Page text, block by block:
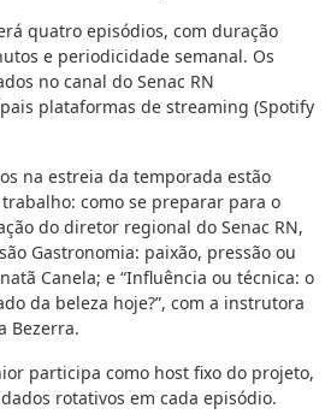
quatro episódios, com duração
e periodicidade semanal. Os
no canal do Senac RN
plataformas de streaming (Spotify
na estreia da temporada estão
como se preparar para o
do diretor regional do Senac RN,
Gastronomia: paixão, pressão ou
Canela; e “Influência ou técnica: o
da beleza hoje?”, com a instrutora
Bezerra.
participa como host fixo do projeto,
rotativos em cada episódio.